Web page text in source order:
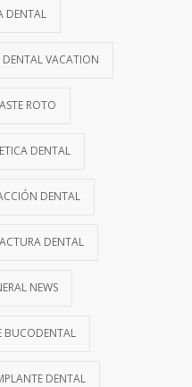
DENTAL
DENTAL VACATION
ROTO
DENTAL
DENTAL
DENTAL
NEWS
BUCODENTAL
DENTAL